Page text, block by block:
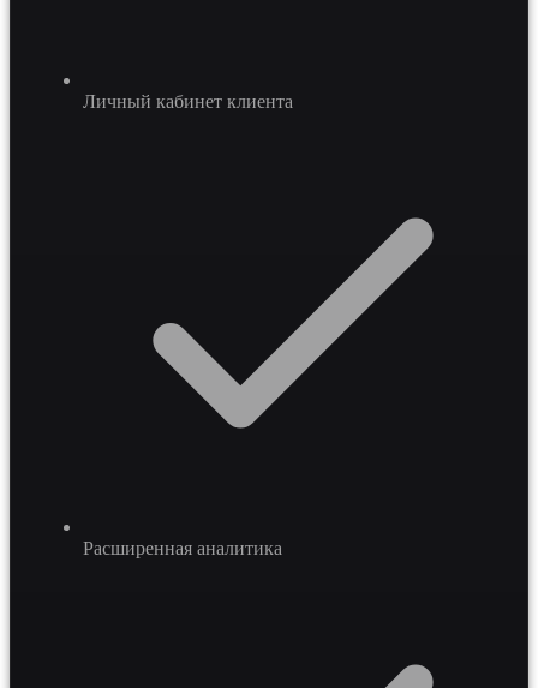
Личный кабинет клиента
Расширенная аналитика